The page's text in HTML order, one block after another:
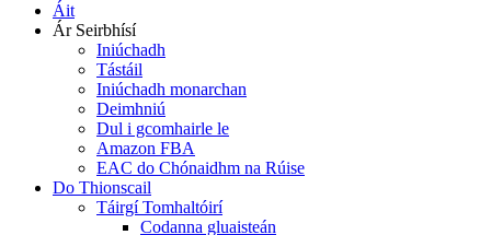
Áit
Ár Seirbhísí
Iniúchadh
Tástáil
Iniúchadh monarchan
Deimhniú
Dul i gcomhairle le
Amazon FBA
EAC do Chónaidhm na Rúise
Do Thionscail
Táirgí Tomhaltóirí
Codanna gluaisteán